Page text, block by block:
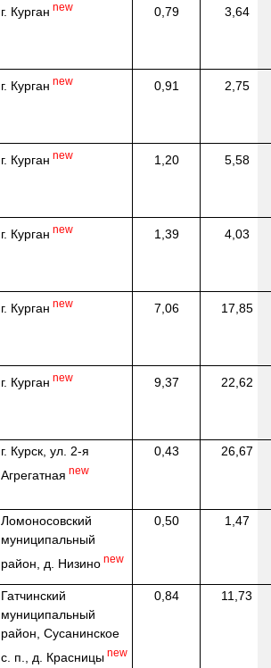
г. Курган new 0,79 3,64
г. Курган new 0,91 2,75
г. Курган new 1,20 5,58
г. Курган new 1,39 4,03
г. Курган new 7,06 17,85
г. Курган new 9,37 22,62
г. Курск, ул. 2-я
Агрегатная new
0,43 26,67
Ломоносовский
муниципальный
район, д. Низино new
0,50 1,47
Гатчинский
муниципальный
район, Сусанинское
с. п., д. Красницы new
0,84 11,73